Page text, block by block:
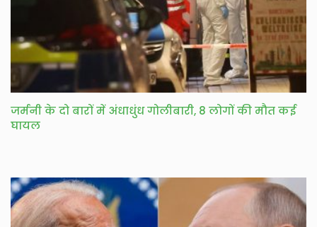
जर्मनी के दो बारों में अंधाधुंध गोलीबारी, 8 लोगों की मौत कई
घायल